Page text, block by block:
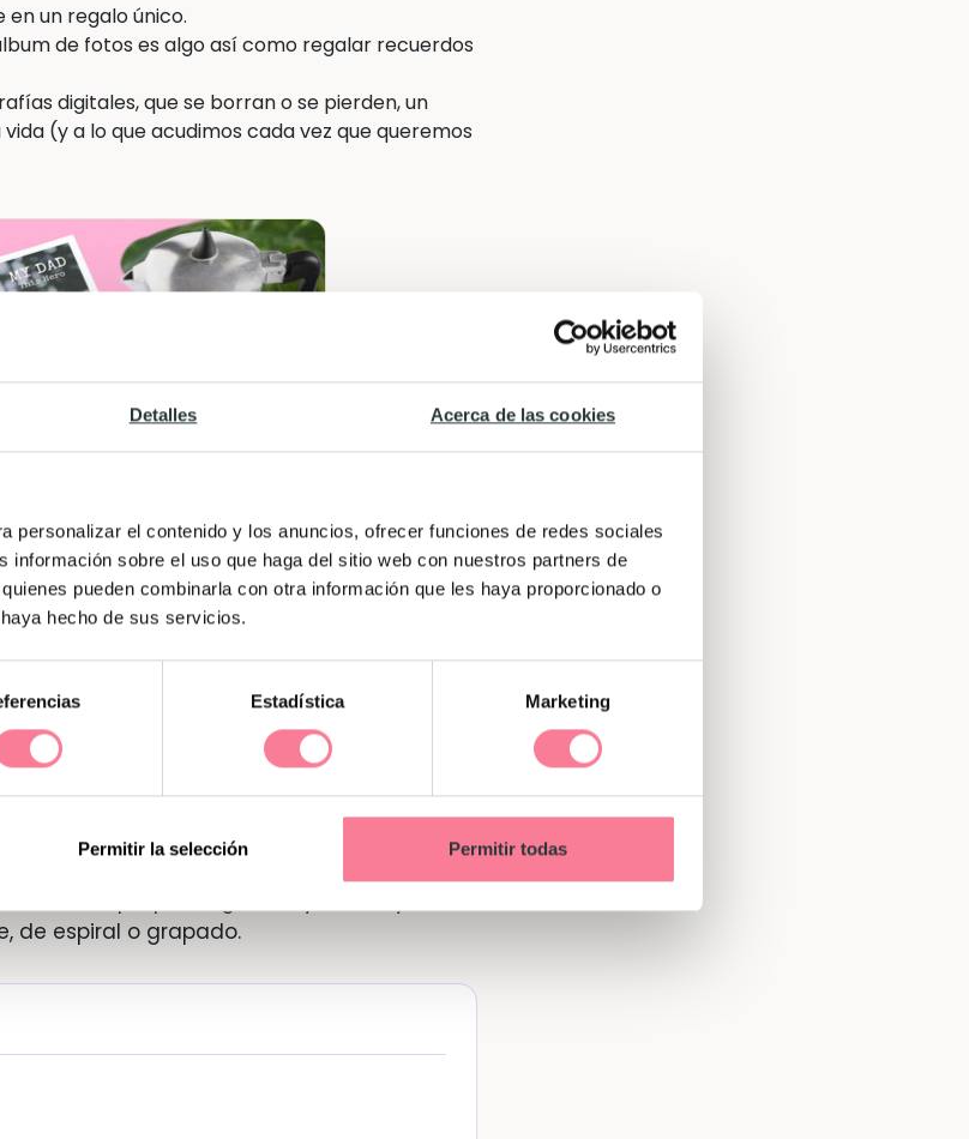
Detalles Acerca de las cookies
personalizar el contenido y los anuncios, ofrecer funciones de redes sociales
información sobre el uso que haga del sitio web con nuestros partners de
pueden combinarla con otra información que les haya proporcionado o
hecho de sus servicios.
Estadística Marketing
Permitir la selección Permitir todas
en un regalo único.
de fotos es algo así como regalar recuerdos
digitales, que se borran o se pierden, un
(y a lo que acudimos cada vez que queremos
a esa persona especial lo mucho que
y entusiasmo a pensar su regalo, a
bonitas. Por suerte para nosotros,
tienes más de una decena de
—pequeño, grande y maxi— y
de espiral o grapado.